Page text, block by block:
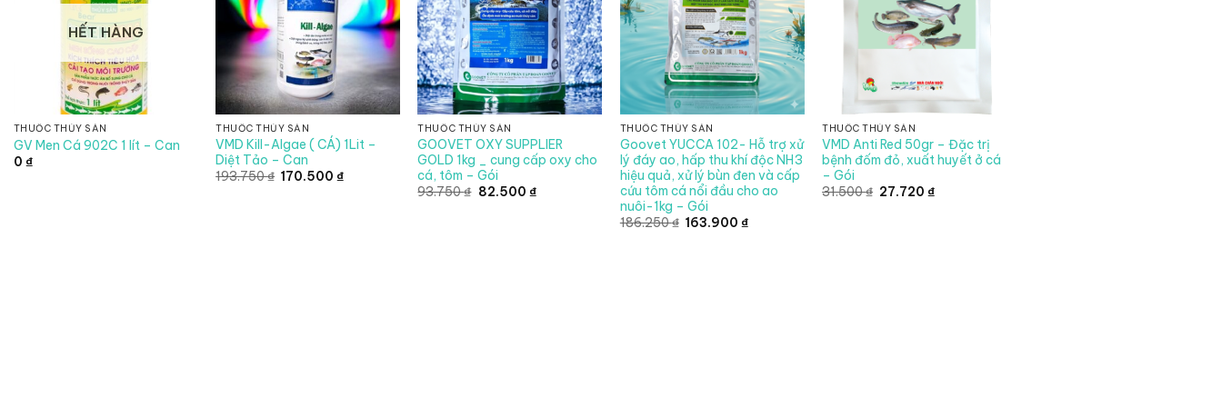
HẾT HÀNG
THUỐC THỦY SẢN
GV Men Cá 902C 1 lít – Can
0 ₫
THUỐC THỦY SẢN
VMD Kill-Algae ( CÁ) 1Lit –
Diệt Tảo – Can
193.750₫ Giá
170.500₫Giá
THUỐC THỦY SẢN
GOOVET OXY SUPPLIER
GOLD 1kg _ cung cấp oxy cho
cá, tôm – Gói
93.750₫ Giá
82.500 ₫Giá
THUỐC THỦY SẢN
Goovet YUCCA 102- Hỗ trợ xử
lý đáy ao, hấp thu khí độc NH3
hiệu quả, xử lý bùn đen và cấp
cứu tôm cá nổi đầu cho ao
nuôi-1kg – Gói
186.250₫ Giá
163.900 ₫Giá
THUỐC THỦY SẢN
VMD Anti Red 50gr – Đặc trị
bệnh đốm đỏ, xuất huyết ở cá
– Gói
31.500₫ Giá
27.720₫Giá